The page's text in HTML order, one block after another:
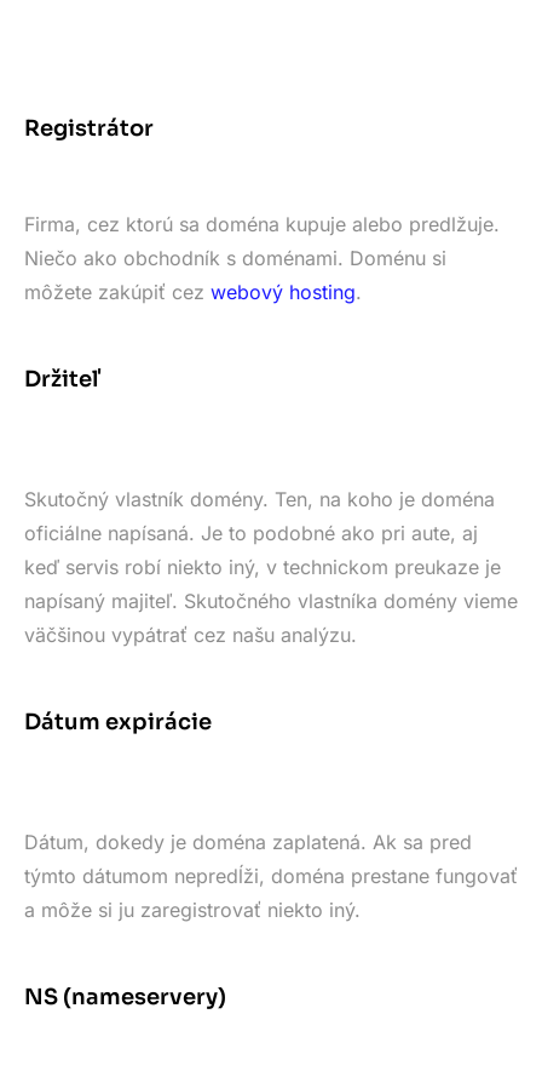
Registrátor
Firma, cez ktorú sa doména kupuje alebo predlžuje.
Niečo ako obchodník s doménami. Doménu si
môžete zakúpiť cez webový hosting.
Držiteľ
Skutočný vlastník domény. Ten, na koho je doména
oficiálne napísaná. Je to podobné ako pri aute, aj
keď servis robí niekto iný, v technickom preukaze je
napísaný majiteľ. Skutočného vlastníka domény vieme
väčšinou vypátrať cez našu analýzu.
Dátum expirácie
Dátum, dokedy je doména zaplatená. Ak sa pred
týmto dátumom nepredĺži, doména prestane fungovať
a môže si ju zaregistrovať niekto iný.
NS (nameservery)